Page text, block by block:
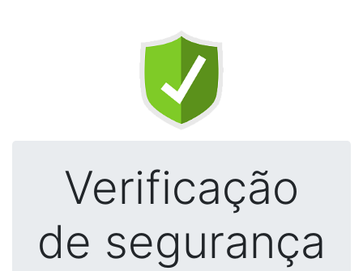
Verificação
de segurança